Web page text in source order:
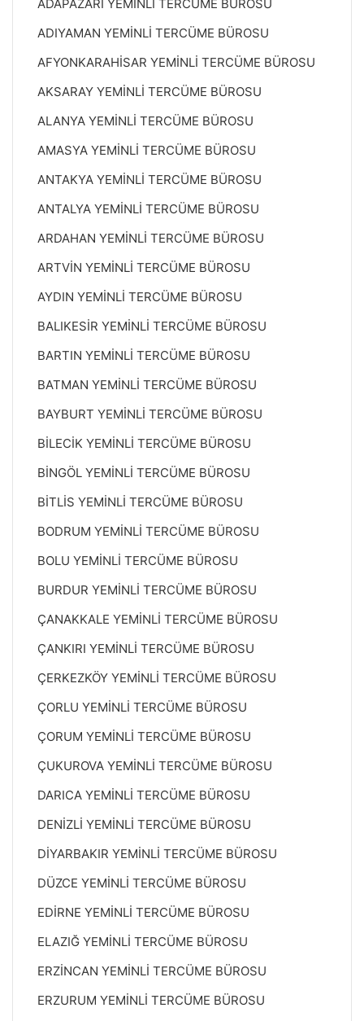
ADAPAZARI YEMİNLİ TERCÜME BÜROSU
ADIYAMAN YEMİNLİ TERCÜME BÜROSU
AFYONKARAHİSAR YEMİNLİ TERCÜME BÜROSU
AKSARAY YEMİNLİ TERCÜME BÜROSU
ALANYA YEMİNLİ TERCÜME BÜROSU
AMASYA YEMİNLİ TERCÜME BÜROSU
ANTAKYA YEMİNLİ TERCÜME BÜROSU
ANTALYA YEMİNLİ TERCÜME BÜROSU
ARDAHAN YEMİNLİ TERCÜME BÜROSU
ARTVİN YEMİNLİ TERCÜME BÜROSU
AYDIN YEMİNLİ TERCÜME BÜROSU
BALIKESİR YEMİNLİ TERCÜME BÜROSU
BARTIN YEMİNLİ TERCÜME BÜROSU
BATMAN YEMİNLİ TERCÜME BÜROSU
BAYBURT YEMİNLİ TERCÜME BÜROSU
BİLECİK YEMİNLİ TERCÜME BÜROSU
BİNGÖL YEMİNLİ TERCÜME BÜROSU
BİTLİS YEMİNLİ TERCÜME BÜROSU
BODRUM YEMİNLİ TERCÜME BÜROSU
BOLU YEMİNLİ TERCÜME BÜROSU
BURDUR YEMİNLİ TERCÜME BÜROSU
ÇANAKKALE YEMİNLİ TERCÜME BÜROSU
ÇANKIRI YEMİNLİ TERCÜME BÜROSU
ÇERKEZKÖY YEMİNLİ TERCÜME BÜROSU
ÇORLU YEMİNLİ TERCÜME BÜROSU
ÇORUM YEMİNLİ TERCÜME BÜROSU
ÇUKUROVA YEMİNLİ TERCÜME BÜROSU
DARICA YEMİNLİ TERCÜME BÜROSU
DENİZLİ YEMİNLİ TERCÜME BÜROSU
DİYARBAKIR YEMİNLİ TERCÜME BÜROSU
DÜZCE YEMİNLİ TERCÜME BÜROSU
EDİRNE YEMİNLİ TERCÜME BÜROSU
ELAZIĞ YEMİNLİ TERCÜME BÜROSU
ERZİNCAN YEMİNLİ TERCÜME BÜROSU
ERZURUM YEMİNLİ TERCÜME BÜROSU